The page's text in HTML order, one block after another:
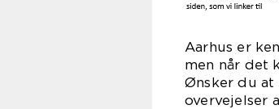
Aarhus er
men når det
Ønsker du at
overvejelser